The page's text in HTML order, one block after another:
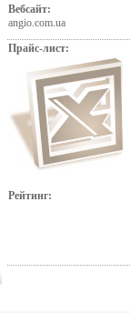
Вебсайт:
angio.com.ua
Прайс-лист:
Рейтинг: